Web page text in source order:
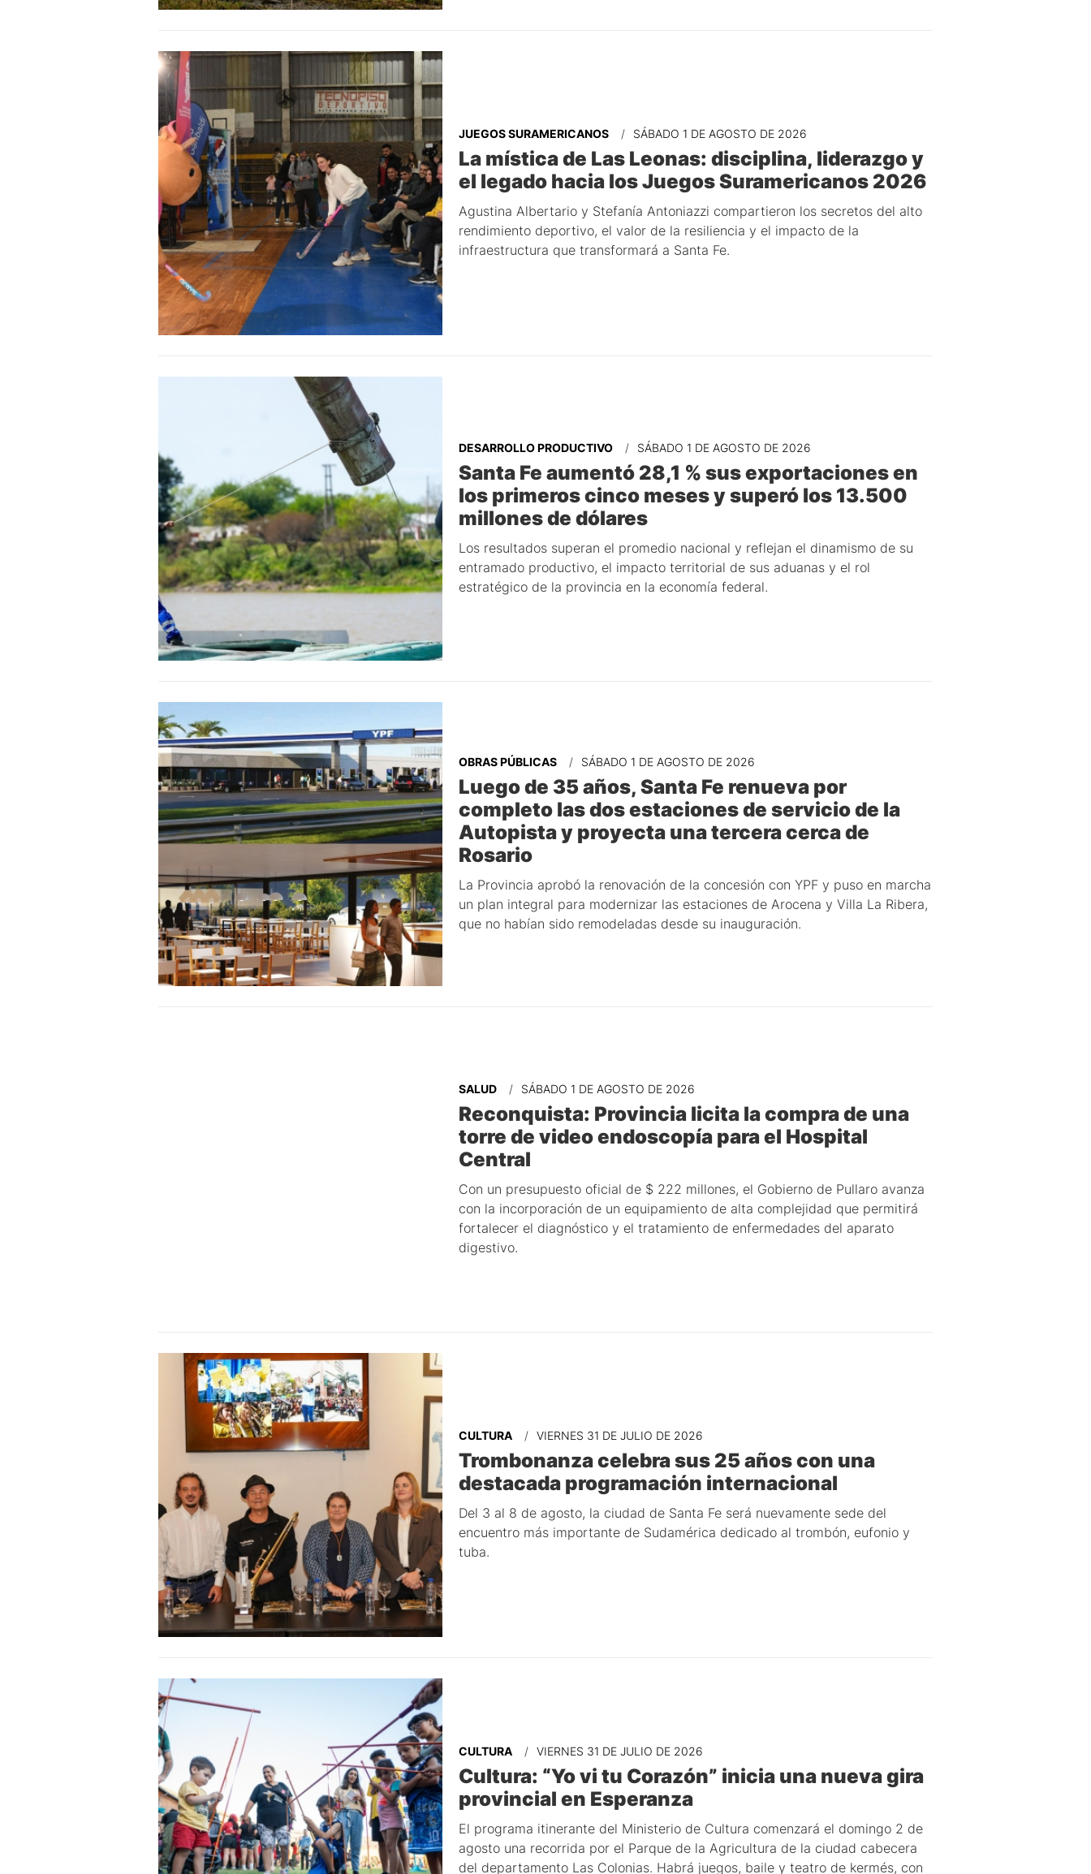
JUEGOS SURAMERICANOS SÁBADO 1 DE AGOSTO DE 2026
La mística de Las Leonas: disciplina, liderazgo y
el legado hacia los Juegos Suramericanos 2026
Agustina Albertario y Stefanía Antoniazzi compartieron los secretos del alto
rendimiento deportivo, el valor de la resiliencia y el impacto de la
infraestructura que transformará a Santa Fe.
DESARROLLO PRODUCTIVO SÁBADO 1 DE AGOSTO DE 2026
Santa Fe aumentó 28,1 % sus exportaciones en
los primeros cinco meses y superó los 13.500
millones de dólares
Los resultados superan el promedio nacional y reflejan el dinamismo de su
entramado productivo, el impacto territorial de sus aduanas y el rol
estratégico de la provincia en la economía federal.
OBRAS PÚBLICAS SÁBADO 1 DE AGOSTO DE 2026
Luego de 35 años, Santa Fe renueva por
completo las dos estaciones de servicio de la
Autopista y proyecta una tercera cerca de
Rosario
La Provincia aprobó la renovación de la concesión con YPF y puso en marcha
un plan integral para modernizar las estaciones de Arocena y Villa La Ribera,
que no habían sido remodeladas desde su inauguración.
SALUD SÁBADO 1 DE AGOSTO DE 2026
Reconquista: Provincia licita la compra de una
torre de video endoscopía para el Hospital
Central
Con un presupuesto oficial de $ 222 millones, el Gobierno de Pullaro avanza
con la incorporación de un equipamiento de alta complejidad que permitirá
fortalecer el diagnóstico y el tratamiento de enfermedades del aparato
digestivo.
CULTURA VIERNES 31 DE JULIO DE 2026
Trombonanza celebra sus 25 años con una
destacada programación internacional
Del 3 al 8 de agosto, la ciudad de Santa Fe será nuevamente sede del
encuentro más importante de Sudamérica dedicado al trombón, eufonio y
tuba.
CULTURA VIERNES 31 DE JULIO DE 2026
Cultura: “Yo vi tu Corazón” inicia una nueva gira
provincial en Esperanza
El programa itinerante del Ministerio de Cultura comenzará el domingo 2 de
agosto una recorrida por el Parque de la Agricultura de la ciudad cabecera
del departamento Las Colonias. Habrá juegos, baile y teatro de kermés, con